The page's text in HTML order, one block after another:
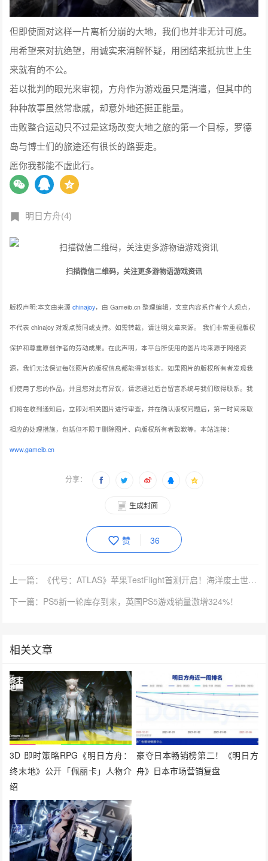
但即使面对这样一片离析分崩的大地，我们也并非无计可施。
用希望来对抗绝望，用诚实来消解怀疑，用团结来抵抗世上生
来就有的不公。
若以批判的眼光来审视，方舟作为游戏虽只是消遣，但其中的
种种故事虽然常悲戚，却意外地还挺正能量。
击败整合运动只不过是这场改变大地之旅的第一个目标，罗德
岛与博士们的旅途还有很长的路要走。
愿你我都能不虚此行。
明日方舟(4)
扫描微信二维码，关注更多游物语游戏资讯
版权声明:本文由来源chinajoy，由 Gameib.cn 整理编辑，文章内容系作者个人观点，
不代表 chinajoy 对观点赞同或支持。如需转载，请注明文章来源。 我们非常重视版权
保护和尊重原创作者的劳动成果。在此声明，本平台所使用的图片均来源于网络资
源，我们无法保证每张图片的版权信息都能得到核实。如果图片的版权所有者发现我
们使用了您的作品，并且您对此有异议，请您通过后台留言系统与我们取得联系。我
们将在收到通知后，立即对相关图片进行审查，并在确认版权问题后，第一时间采取
相应的处理措施，包括但不限于删除图片、向版权所有者致歉等。本站连接：
www.gameib.cn
分享：
生成封面
赞 36
上一篇：《代号：ATLAS》苹果TestFlight首测开启！海洋废土世界的神秘面纱今日掀开
下一篇：PS5新一轮库存到来，英国PS5游戏销量激增324%！
相关文章
3D 即时策略RPG《明日方舟：
终末地》公开「佩丽卡」人物介
绍
豪夺日本畅销榜第二！《明日方
舟》日本市场营销复盘